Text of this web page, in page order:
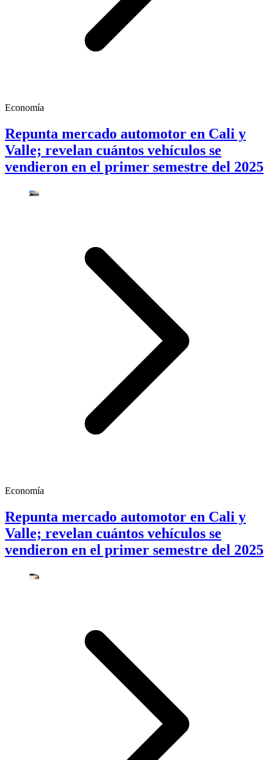
Economía
Repunta mercado automotor en Cali y
Valle; revelan cuántos vehículos se
vendieron en el primer semestre del 2025
Economía
Repunta mercado automotor en Cali y
Valle; revelan cuántos vehículos se
vendieron en el primer semestre del 2025